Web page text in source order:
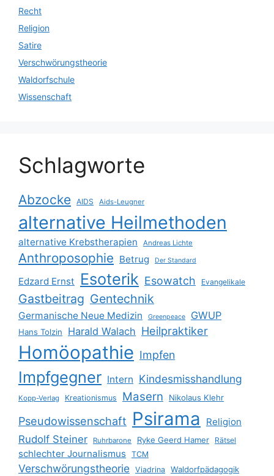
Recht
Religion
Satire
Verschwörungstheorie
Waldorfschule
Wissenschaft
Schlagworte
Abzocke AIDS Aids-Leugner
alternative Heilmethoden
alternative Krebstherapien Andreas Lichte
Anthroposophie Betrug Der Standard
Edzard Ernst Esoterik Esowatch Evangelikale
Gastbeitrag Gentechnik
Germanische Neue Medizin Greenpeace GWUP
Hans Tolzin Harald Walach Heilpraktiker
Homöopathie Impfen
Impfgegner Intern Kindesmisshandlung
Kopp-Verlag Kreationismus Masern Nikolaus Klehr
Pseudowissenschaft Psirama Religion
Rudolf Steiner Ruhrbarone Ryke Geerd Hamer Rätsel
schlechter Journalismus TCM
Verschwörungstheorie Viadrina Waldorfpädagogik